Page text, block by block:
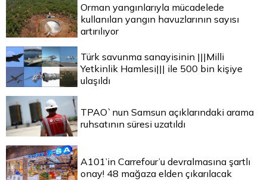
Orman yangınlarıyla mücadelede
kullanılan yangın havuzlarının sayısı
artırılıyor
Türk savunma sanayisinin |||Milli
Yetkinlik Hamlesi||| ile 500 bin kişiye
ulaşıldı
TPAO`nun Samsun açıklarındaki arama
ruhsatının süresi uzatıldı
A101’in Carrefour’u devralmasına şartlı
onay! 48 mağaza elden çıkarılacak